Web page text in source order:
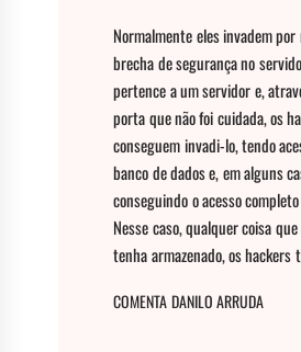
Normalmente eles invadem por
brecha de segurança no
pertence a um servidor e,
porta que não foi cuidada, os
conseguem invadi-lo, tendo
banco de dados e, em alguns
conseguindo o acesso
Nesse caso, qualquer coisa
tenha armazenado, os hackers
COMENTA DANILO ARRUDA